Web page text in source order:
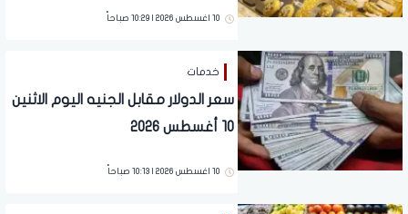
10 اغسطس 2026 | 10:29 صباحاً
خدمات
سعر الدولار مقابل الجنيه اليوم الاثنين
10 أغسطس 2026
10 اغسطس 2026 | 10:13 صباحاً